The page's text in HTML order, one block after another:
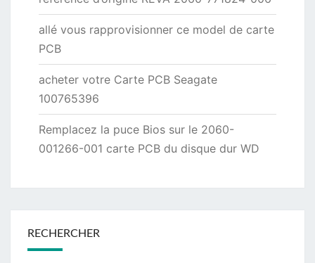
allé vous rapprovisionner ce model de carte
PCB
acheter votre Carte PCB Seagate
100765396
Remplacez la puce Bios sur le 2060-
001266-001 carte PCB du disque dur WD
RECHERCHER